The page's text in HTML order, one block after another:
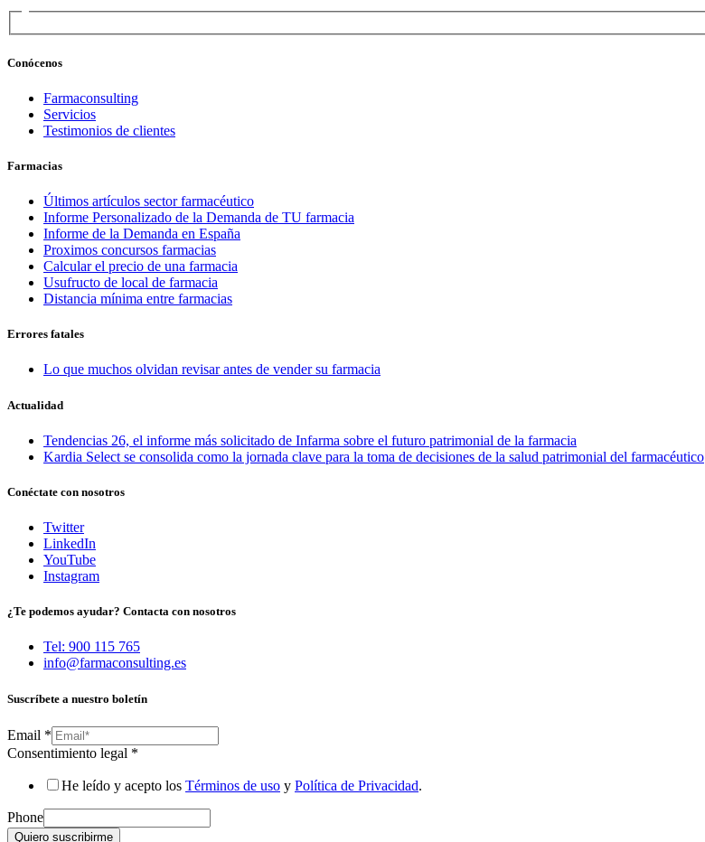
Conócenos
Farmaconsulting
Servicios
Testimonios de clientes
Farmacias
Últimos artículos sector farmacéutico
Informe Personalizado de la Demanda de TU farmacia
Informe de la Demanda en España
Proximos concursos farmacias
Calcular el precio de una farmacia
Usufructo de local de farmacia
Distancia mínima entre farmacias
Errores fatales
Lo que muchos olvidan revisar antes de vender su farmacia
Actualidad
Tendencias 26, el informe más solicitado de Infarma sobre el futuro patrimonial de la farmacia
Kardia Select se consolida como la jornada clave para la toma de decisiones de la salud patrimonial del farmacéutico
Conéctate con nosotros
Twitter
LinkedIn
YouTube
Instagram
¿Te podemos ayudar? Contacta con nosotros
Tel: 900 115 765
info@farmaconsulting.es
Suscríbete a nuestro boletín
Email *
Consentimiento legal *
He leído y acepto los Términos de uso y Política de Privacidad.
Phone
Quiero suscribirme